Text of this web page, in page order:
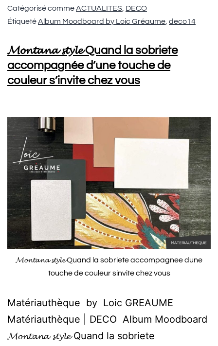
Catégorisé commeACTUALITES DECO
ÉtiquetéAlbum Moodboard by Loic Gréaume deco14
𝓜𝓸𝓷𝓽𝓪𝓷𝓪 𝓼𝓽𝔂𝓵𝓮 Quand la sobriete
accompagnée d’une touche de
couleur s’invite chez vous
𝓜𝓸𝓷𝓽𝓪𝓷𝓪 𝓼𝓽𝔂𝓵𝓮 Quand la sobriete accompagnee dune
touche de couleur sinvite chez vous
Matériauthèque by Loic GREAUME
Matériauthèque | DECO Album Moodboard
𝓜𝓸𝓷𝓽𝓪𝓷𝓪 𝓼𝓽𝔂𝓵𝓮 Quand la sobriete